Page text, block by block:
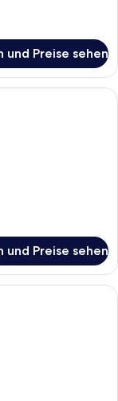
und Preise sehen
mit Bett,
und Preise sehen
Schreibtisch,